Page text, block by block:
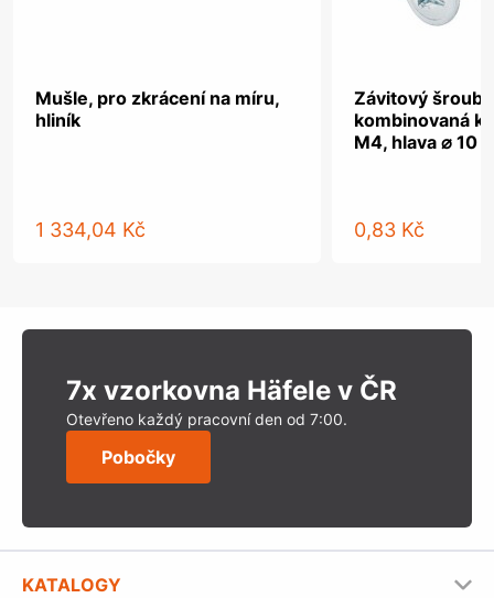
Mušle, pro zkrácení na míru,
hliník
1 334,04 Kč
Závitový šroub,
kombinovaná
M4, hlava ⌀ 10
0,83 Kč
7x vzorkovna Häfele v ČR
Otevřeno každý pracovní den od 7:00.
Pobočky
KATALOGY